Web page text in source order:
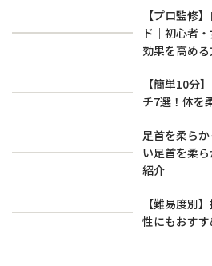
【プロ監修
ド｜初心者
効果を高め
【簡単10分
チ7選！体を
足首を柔ら
い足首を柔
紹介
【難易度別
性にもおす